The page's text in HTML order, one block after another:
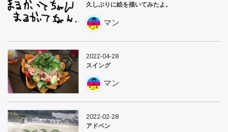
久しぶりに絵を描いてみたよ。
マン
2022-04-28
スイング
マン
2022-02-28
アドベン